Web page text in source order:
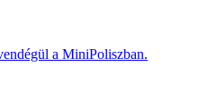
a MiniPoliszban.